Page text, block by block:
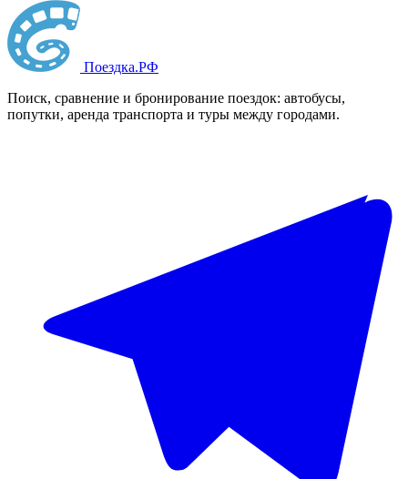
Поездка.РФ
Поиск, сравнение и бронирование поездок: автобусы,
попутки, аренда транспорта и туры между городами.